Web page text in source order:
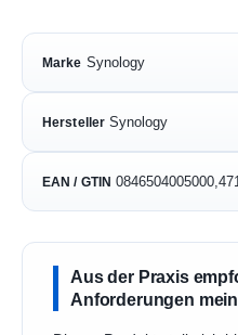
Marke Synology
Hersteller Synology
EAN / GTIN
Aus der Praxis
Anforderungen